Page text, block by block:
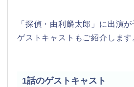
「探偵・由利麟太郎」に出演が
ゲストキャストもご紹介します
1話のゲストキャスト